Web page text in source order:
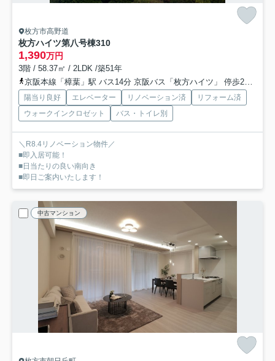
枚方市高野道
枚方ハイツ第八号棟310
1,390万円
3階 / 58.37㎡ / 2LDK /築51年
京阪本線「樟葉」駅 バス14分 京阪バス「枚方ハイツ」 停歩2分
陽当り良好 エレベーター リノベーション済
リフォーム済
ウォークインクロゼット
バス・トイレ別
＼R8.4リノベーション物件／
■即入居可能！
■日当たりの良い南向き
■即日ご案内いたします！
中古マンション